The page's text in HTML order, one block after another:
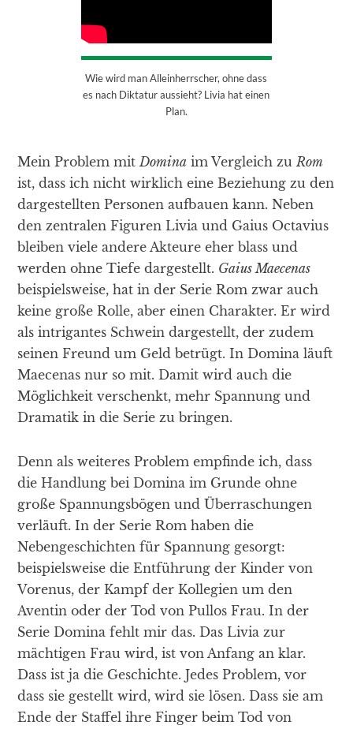
Wie wird man Alleinherrscher, ohne dass
es nach Diktatur aussieht? Livia hat einen
Plan.
Mein Problem mit Domina im Vergleich zu Rom
ist, dass ich nicht wirklich eine Beziehung zu den
dargestellten Personen aufbauen kann. Neben
den zentralen Figuren Livia und Gaius Octavius
bleiben viele andere Akteure eher blass und
werden ohne Tiefe dargestellt. Gaius Maecenas
beispielsweise, hat in der Serie Rom zwar auch
keine große Rolle, aber einen Charakter. Er wird
als intrigantes Schwein dargestellt, der zudem
seinen Freund um Geld betrügt. In Domina läuft
Maecenas nur so mit. Damit wird auch die
Möglichkeit verschenkt, mehr Spannung und
Dramatik in die Serie zu bringen.
Denn als weiteres Problem empfinde ich, dass
die Handlung bei Domina im Grunde ohne
große Spannungsbögen und Überraschungen
verläuft. In der Serie Rom haben die
Nebengeschichten für Spannung gesorgt:
beispielsweise die Entführung der Kinder von
Vorenus, der Kampf der Kollegien um den
Aventin oder der Tod von Pullos Frau. In der
Serie Domina fehlt mir das. Das Livia zur
mächtigen Frau wird, ist von Anfang an klar.
Dass ist ja die Geschichte. Jedes Problem, vor
dass sie gestellt wird, wird sie lösen. Dass sie am
Ende der Staffel ihre Finger beim Tod von